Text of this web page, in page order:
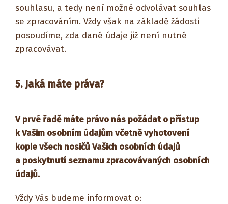
souhlasu, a tedy není možné odvolávat souhlas
se zpracováním. Vždy však na základě žádosti
posoudíme, zda dané údaje již není nutné
zpracovávat.
5. Jaká máte práva?
V prvé řadě máte právo nás požádat o přístup
k Vašim osobním údajům včetně vyhotovení
kopie všech nosičů Vašich osobních údajů
a poskytnutí seznamu zpracovávaných osobních
údajů.
Vždy Vás budeme informovat o: